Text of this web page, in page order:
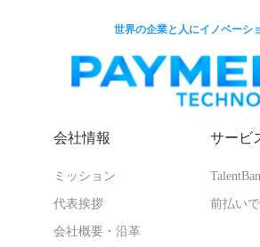
世界の企業と人にイノベーシ
会社情報
ミッション
代表挨拶
会社概要・沿革
サービ
前払い